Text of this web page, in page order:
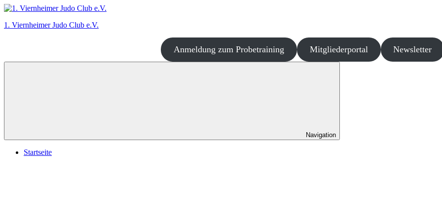
Zum
springen
1. Viernheimer Judo Club e.V.
Anmeldung zum Probetraining Mitgliederportal Newsletter
Navigation
Startseite